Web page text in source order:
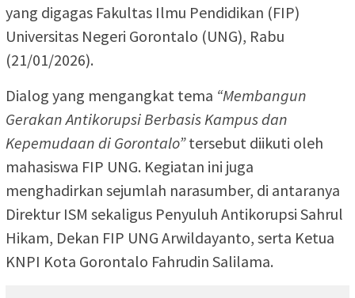
yang digagas Fakultas Ilmu Pendidikan (FIP)
Universitas Negeri Gorontalo (UNG), Rabu
(21/01/2026).
Dialog yang mengangkat tema “Membangun
Gerakan Antikorupsi Berbasis Kampus dan
Kepemudaan di Gorontalo”tersebut diikuti oleh
mahasiswa FIP UNG. Kegiatan ini juga
menghadirkan sejumlah narasumber, di antaranya
Direktur ISM sekaligus Penyuluh Antikorupsi Sahrul
Hikam, Dekan FIP UNG Arwildayanto, serta Ketua
KNPI Kota Gorontalo Fahrudin Salilama.